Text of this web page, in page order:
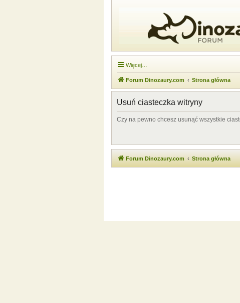
Więcej…
Forum Dinozaury.com Strona główna
Usuń ciasteczka witryny
Czy na pewno chcesz usunąć wszystkie
Forum Dinozaury.com Strona główna